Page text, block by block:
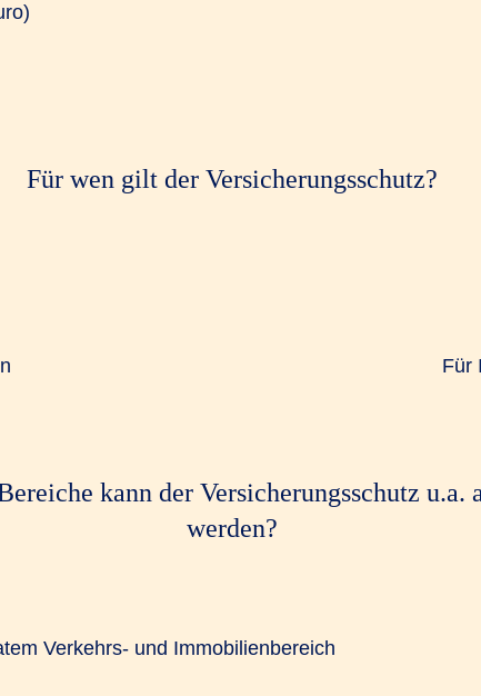
Für wen gilt der Versicherungsschutz?
Für
kann der Versicherungsschutz u.a.
werden?
Verkehrs- und Immobilienbereich